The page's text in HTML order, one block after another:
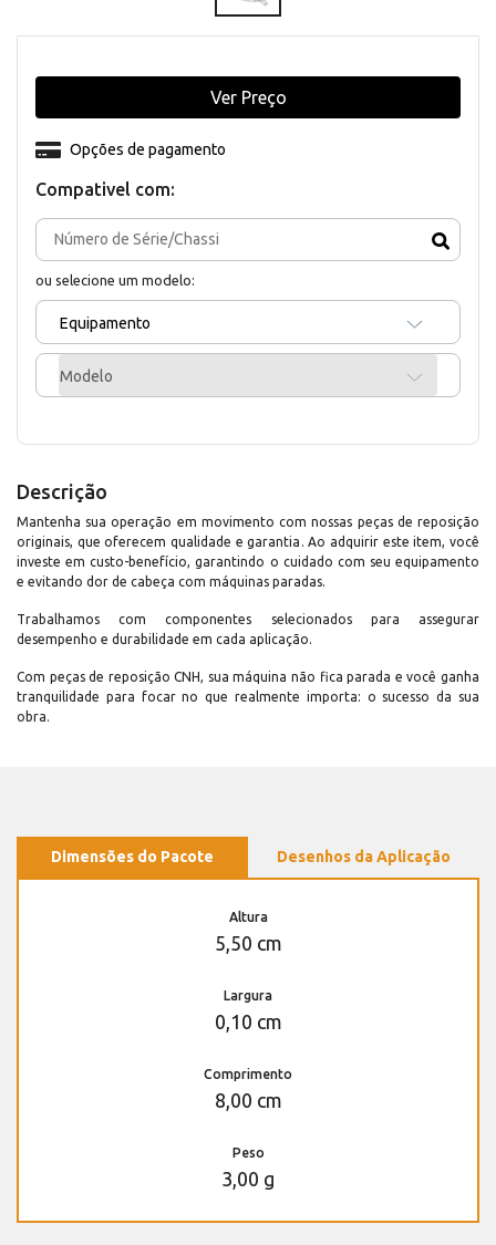
Compativel com:
ou selecione um modelo:
Equipamento
Modelo
Opções de pagamento
Ver Preço
Descrição
Mantenha sua operação em movimento com nossas peças de reposição
originais, que oferecem qualidade e garantia. Ao adquirir este item, você
investe em custo-benefício, garantindo o cuidado com seu equipamento
e evitando dor de cabeça com máquinas paradas.
Trabalhamos com componentes selecionados para assegurar
desempenho e durabilidade em cada aplicação.
Com peças de reposição CNH, sua máquina não fica parada e você ganha
tranquilidade para focar no que realmente importa: o sucesso da sua
obra.
Dimensões do Pacote Desenhos da Aplicação
Altura
5,50 cm
Largura
0,10 cm
Comprimento
8,00 cm
Peso
3,00 g